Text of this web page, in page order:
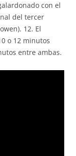
con el
del tercer
12. El
o 12 minutos
entre ambas.